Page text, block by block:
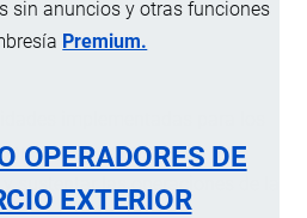
sin anuncios y otras funciones
Premium.
OPERADORES DE
EXTERIOR
implementadas para los
de la compra a fin de
sustentar las operaciones de la